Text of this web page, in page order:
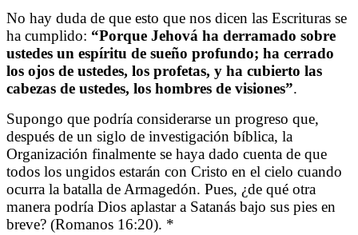
No hay duda de que esto que nos dicen las Escrituras se
ha cumplido: “Porque Jehová ha derramado sobre
ustedes un espíritu de sueño profundo; ha cerrado
los ojos de ustedes, los profetas, y ha cubierto las
cabezas de ustedes, los hombres de visiones”.
Supongo que podría considerarse un progreso que,
después de un siglo de investigación bíblica, la
Organización finalmente se haya dado cuenta de que
todos los ungidos estarán con Cristo en el cielo cuando
ocurra la batalla de Armagedón. Pues, ¿de qué otra
manera podría Dios aplastar a Satanás bajo sus pies en
breve? (Romanos 16:20). *